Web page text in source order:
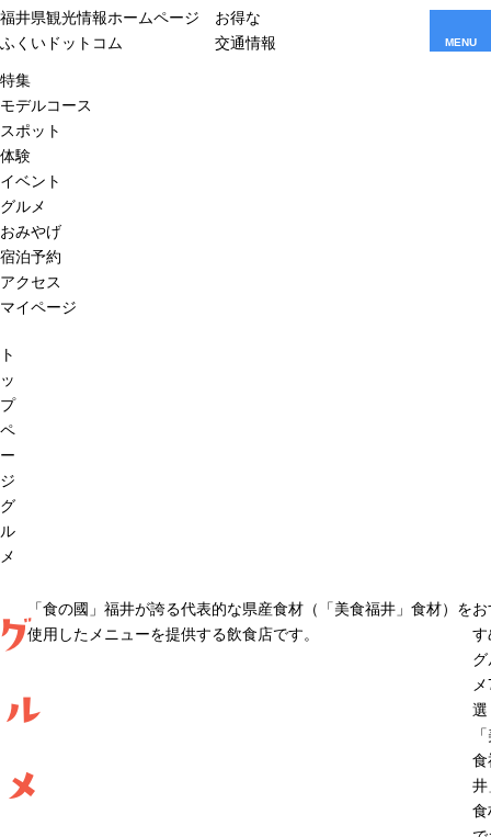
福井県観光情報ホームページ
ふくいドットコム
お得な
交通情報
MENU
特集
モデルコース
スポット
体験
イベント
グルメ
おみやげ
宿泊予約
アクセス
マイページ
ト
ッ
プ
ペ
ー
ジ
グ
ル
メ
ル
メ
「食の國」福井が誇る代表的な県産食材（「美食福井」食材）を
使用したメニューを提供する飲食店です。
す
選
食
井
食